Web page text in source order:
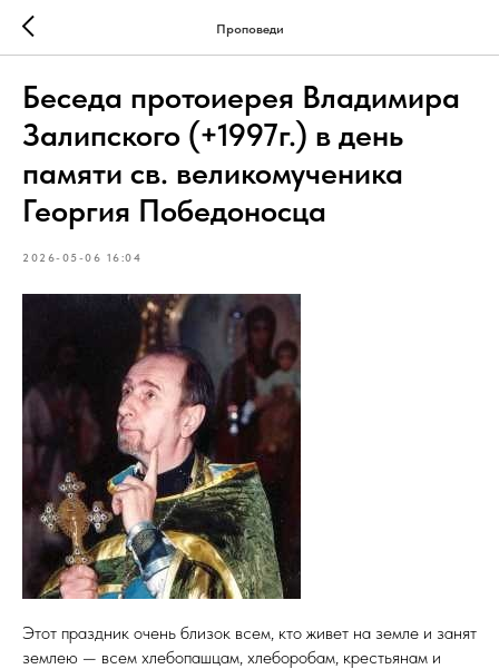
Проповеди
Беседа протоиерея Владимира
Залипского (+1997г.) в день
памяти св. великомученика
Георгия Победоносца
2026-05-06 16:04
Этот праздник очень близок всем, кто живет на земле и занят
землею — всем хлебопашцам, хлебо­робам, крестьянам и